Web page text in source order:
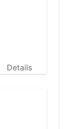
Details